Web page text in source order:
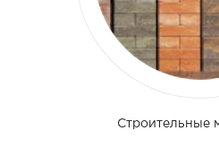
Строительные